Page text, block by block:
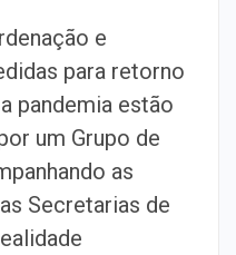
e
para retorno
pandemia estão
um Grupo de
as
Secretarias de